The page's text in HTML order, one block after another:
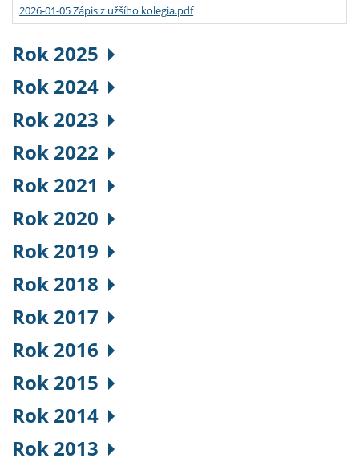
2026-01-05 Zápis z užšího kolegia.pdf
Rok 2025
Rok 2024
Rok 2023
Rok 2022
Rok 2021
Rok 2020
Rok 2019
Rok 2018
Rok 2017
Rok 2016
Rok 2015
Rok 2014
Rok 2013